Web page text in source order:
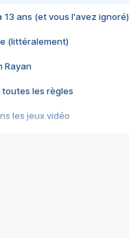
13 ans (et vous l'avez ignoré)
(littéralement)
Rayan
toutes les règles
les jeux vidéo